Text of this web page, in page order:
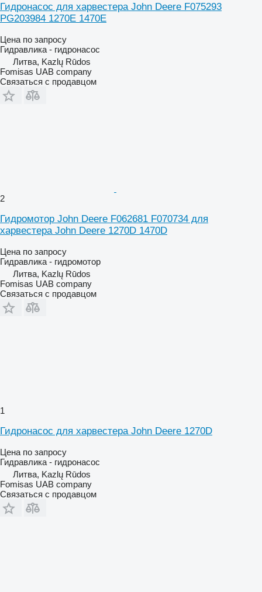
Гидронасос для харвестера John Deere F075293
PG203984 1270E 1470E
Цена по запросу
Гидравлика - гидронасос
Литва, Kazlų Rūdos
Fomisas UAB company
Связаться с продавцом
2
Гидромотор John Deere F062681 F070734 для
харвестера John Deere 1270D 1470D
Цена по запросу
Гидравлика - гидромотор
Литва, Kazlų Rūdos
Fomisas UAB company
Связаться с продавцом
1
Гидронасос для харвестера John Deere 1270D
Цена по запросу
Гидравлика - гидронасос
Литва, Kazlų Rūdos
Fomisas UAB company
Связаться с продавцом